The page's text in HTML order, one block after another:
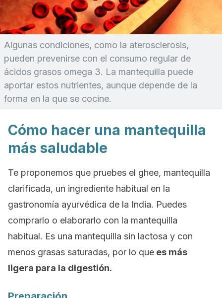
Algunas condiciones, como la aterosclerosis,
pueden prevenirse con el consumo regular de
ácidos grasos omega 3. La mantequilla puede
aportar estos nutrientes, aunque depende de la
forma en la que se cocine.
Cómo hacer una mantequilla
más saludable
Te proponemos que pruebes el ghee, mantequilla
clarificada, un ingrediente habitual en la
gastronomía ayurvédica de la India. Puedes
comprarlo o elaborarlo con la mantequilla
habitual. Es una mantequilla sin lactosa y con
menos grasas saturadas, por lo que es más
ligera para la digestión.